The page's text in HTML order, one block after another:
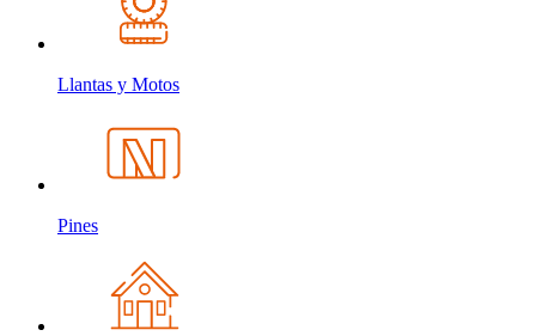
Llantas y Motos
Pines